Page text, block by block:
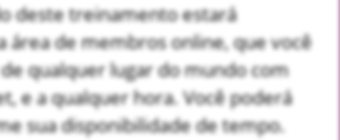
deste treinamento estará
área de membros online, que você
qualquer lugar do mundo com
e a qualquer hora. Você poderá
sua disponibilidade de tempo.